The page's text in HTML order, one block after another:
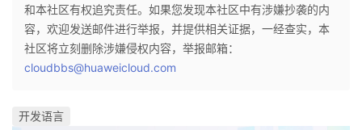
和本社区有权追究责任。如果您发现本社区中有涉嫌抄袭的内
容，欢迎发送邮件进行举报，并提供相关证据，一经查实，本
社区将立刻删除涉嫌侵权内容，举报邮箱：
cloudbbs@huaweicloud.com
开发语言